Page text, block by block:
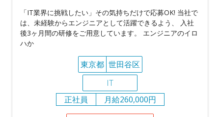
「IT業界に挑戦したい」その気持ちだけで応募OK! 当社で
は、未経験からエンジニアとして活躍できるよう、 入社
後3ヶ月間の研修をご用意しています。 エンジニアのイロ
ハか
東京都 世田谷区
IT
正社員
月給260,000円